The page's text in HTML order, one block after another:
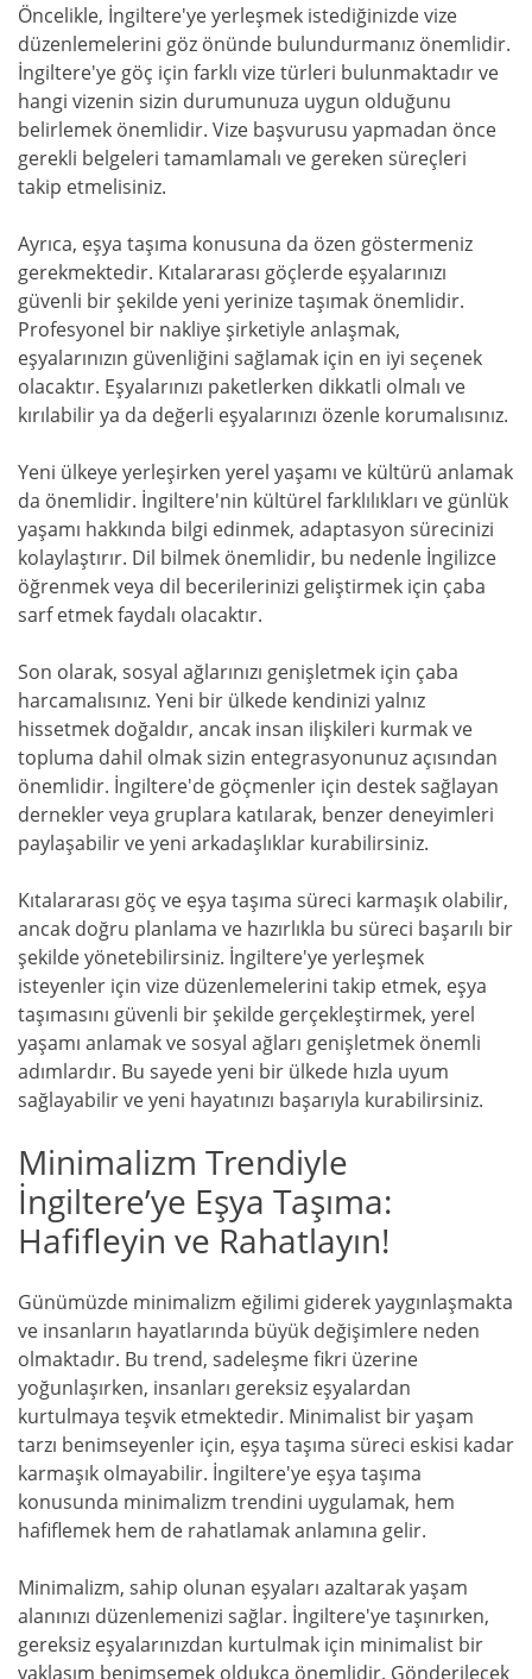
Öncelikle, İngiltere'ye yerleşmek istediğinizde vize
düzenlemelerini göz önünde bulundurmanız önemlidir.
İngiltere'ye göç için farklı vize türleri bulunmaktadır ve
hangi vizenin sizin durumunuza uygun olduğunu
belirlemek önemlidir. Vize başvurusu yapmadan önce
gerekli belgeleri tamamlamalı ve gereken süreçleri
takip etmelisiniz.
Ayrıca, eşya taşıma konusuna da özen göstermeniz
gerekmektedir. Kıtalararası göçlerde eşyalarınızı
güvenli bir şekilde yeni yerinize taşımak önemlidir.
Profesyonel bir nakliye şirketiyle anlaşmak,
eşyalarınızın güvenliğini sağlamak için en iyi seçenek
olacaktır. Eşyalarınızı paketlerken dikkatli olmalı ve
kırılabilir ya da değerli eşyalarınızı özenle korumalısınız.
Yeni ülkeye yerleşirken yerel yaşamı ve kültürü anlamak
da önemlidir. İngiltere'nin kültürel farklılıkları ve günlük
yaşamı hakkında bilgi edinmek, adaptasyon sürecinizi
kolaylaştırır. Dil bilmek önemlidir, bu nedenle İngilizce
öğrenmek veya dil becerilerinizi geliştirmek için çaba
sarf etmek faydalı olacaktır.
Son olarak, sosyal ağlarınızı genişletmek için çaba
harcamalısınız. Yeni bir ülkede kendinizi yalnız
hissetmek doğaldır, ancak insan ilişkileri kurmak ve
topluma dahil olmak sizin entegrasyonunuz açısından
önemlidir. İngiltere'de göçmenler için destek sağlayan
dernekler veya gruplara katılarak, benzer deneyimleri
paylaşabilir ve yeni arkadaşlıklar kurabilirsiniz.
Kıtalararası göç ve eşya taşıma süreci karmaşık olabilir,
ancak doğru planlama ve hazırlıkla bu süreci başarılı bir
şekilde yönetebilirsiniz. İngiltere'ye yerleşmek
isteyenler için vize düzenlemelerini takip etmek, eşya
taşımasını güvenli bir şekilde gerçekleştirmek, yerel
yaşamı anlamak ve sosyal ağları genişletmek önemli
adımlardır. Bu sayede yeni bir ülkede hızla uyum
sağlayabilir ve yeni hayatınızı başarıyla kurabilirsiniz.
Minimalizm Trendiyle
İngiltere’ye Eşya Taşıma:
Hafifleyin ve Rahatlayın!
Günümüzde minimalizm eğilimi giderek yaygınlaşmakta
ve insanların hayatlarında büyük değişimlere neden
olmaktadır. Bu trend, sadeleşme fikri üzerine
yoğunlaşırken, insanları gereksiz eşyalardan
kurtulmaya teşvik etmektedir. Minimalist bir yaşam
tarzı benimseyenler için, eşya taşıma süreci eskisi kadar
karmaşık olmayabilir. İngiltere'ye eşya taşıma
konusunda minimalizm trendini uygulamak, hem
hafiflemek hem de rahatlamak anlamına gelir.
Minimalizm, sahip olunan eşyaları azaltarak yaşam
alanınızı düzenlemenizi sağlar. İngiltere'ye taşınırken,
gereksiz eşyalarınızdan kurtulmak için minimalist bir
yaklaşım benimsemek oldukça önemlidir. Gönderilecek